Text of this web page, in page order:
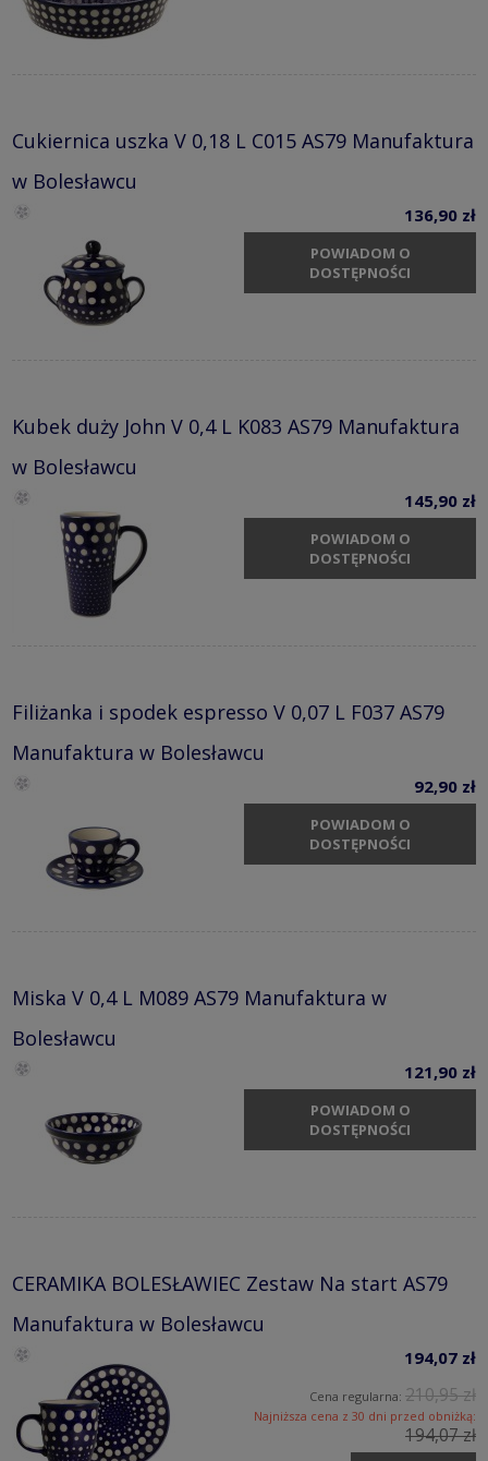
Cukiernica uszka V 0,18 L C015 AS79 Manufaktura
w Bolesławcu
136,90 zł
POWIADOM O
DOSTĘPNOŚCI
Kubek duży John V 0,4 L K083 AS79 Manufaktura
w Bolesławcu
145,90 zł
POWIADOM O
DOSTĘPNOŚCI
Filiżanka i spodek espresso V 0,07 L F037 AS79
Manufaktura w Bolesławcu
92,90 zł
POWIADOM O
DOSTĘPNOŚCI
Miska V 0,4 L M089 AS79 Manufaktura w
Bolesławcu
121,90 zł
POWIADOM O
DOSTĘPNOŚCI
CERAMIKA BOLESŁAWIEC Zestaw Na start AS79
Manufaktura w Bolesławcu
194,07 zł
Cena regularna: 210,95 zł
Najniższa cena z 30 dni przed obniżką:
194,07 zł